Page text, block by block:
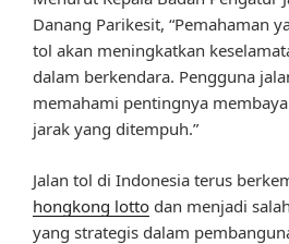
Danang Parikesit, “Pemahaman
tol akan meningkatkan
dalam berkendara. Pengguna
memahami pentingnya
jarak yang ditempuh.”
Jalan tol di Indonesia terus
hongkong lotto dan menjadi
yang strategis dalam